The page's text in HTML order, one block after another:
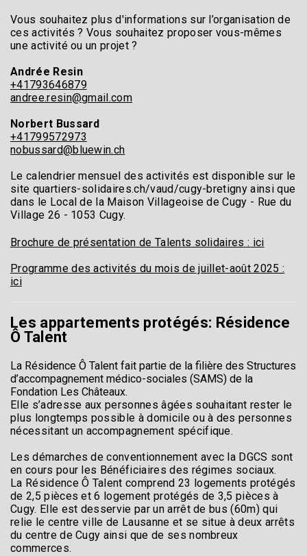
Vous souhaitez plus d'informations sur l’organisation de
ces activités ? Vous souhaitez proposer vous-mêmes
une activité ou un projet ?
Andrée Resin
+41793646879
andree.resin@gmail.com
Norbert Bussard
+41799572973
nobussard@bluewin.ch
Le calendrier mensuel des activités est disponible sur le
site quartiers-solidaires.ch/vaud/cugy-bretigny ainsi que
dans le Local de la Maison Villageoise de Cugy - Rue du
Village 26 - 1053 Cugy.
Brochure de présentation de Talents solidaires : ici
Programme des activités du mois de juillet-août 2025 :
ici
Les appartements protégés: Résidence
Ô Talent
La Résidence Ô Talent fait partie de la filière des Structures
d’accompagnement médico-sociales (SAMS) de la
Fondation Les Châteaux.
Elle s’adresse aux personnes âgées souhaitant rester le
plus longtemps possible à domicile ou à des personnes
nécessitant un accompagnement spécifique.
Les démarches de conventionnement avec la DGCS sont
en cours pour les Bénéficiaires des régimes sociaux.
La Résidence Ô Talent comprend 23 logements protégés
de 2,5 pièces et 6 logement protégés de 3,5 pièces à
Cugy. Elle est desservie par un arrêt de bus (60m) qui
relie le centre ville de Lausanne et se situe à deux arrêts
du centre de Cugy ainsi que de ses nombreux
commerces.